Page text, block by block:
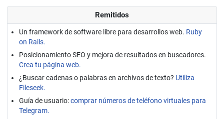
Remitidos
Un framework de software libre para desarrollos web. Ruby
on Rails.
Posicionamiento SEO y mejora de resultados en buscadores.
Crea tu página web.
¿Buscar cadenas o palabras en archivos de texto? Utiliza
Fileseek.
Guía de usuario:comprar números de teléfono virtuales para
Telegram.